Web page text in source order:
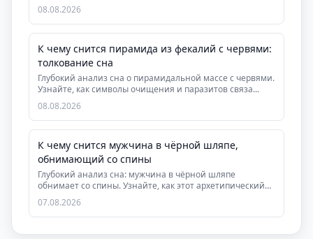
08.08.2026
К чему снится пирамида из фекалий с червями:
толкование сна
Глубокий анализ сна о пирамидальной массе с червями.
Узнайте, как символы очищения и паразитов связа...
08.08.2026
К чему снится мужчина в чёрной шляпе,
обнимающий со спины
Глубокий анализ сна: мужчина в чёрной шляпе
обнимает со спины. Узнайте, как этот архетипический
сон ...
07.08.2026